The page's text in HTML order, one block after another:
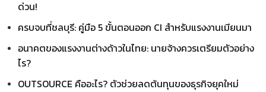
ด่วน!
ครบจบที่ชลบุรี: คู่มือ 5 ขั้นตอนออก CI สำหรับแรงงานเมียนมา
อนาคตของแรงงานต่างด้าวในไทย: นายจ้างควรเตรียมตัวอย่าง
ไร?
OUTSOURCE คืออะไร? ตัวช่วยลดต้นทุนของธุรกิจยุคใหม่